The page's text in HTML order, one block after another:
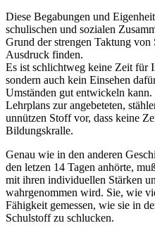
Diese Begabungen und
schulischen und sozialen
Grund der strengen Taktung
Ausdruck finden.
Es ist schlichtweg keine Zeit für
sondern auch kein Einsehen
Umständen gut entwickeln
Lehrplans zur angebeteten,
unnützen Stoff vor, dass keine
Bildungskralle.
Genau wie in den anderen
den letzen 14 Tagen anhörte,
mit ihren individuellen Stärken
wahrgenommen wird. Sie, wie
Fähigkeit gemessen, wie sie in
Schulstoff zu schlucken.